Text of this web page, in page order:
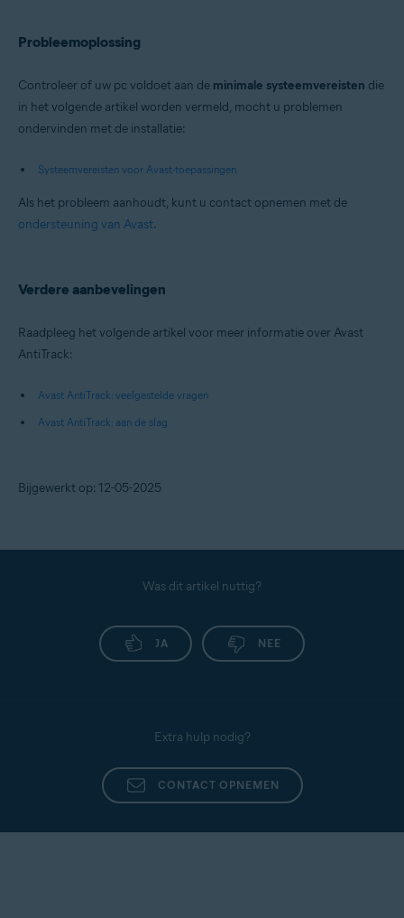
Probleemoplossing
Controleer of uw pc voldoet aan de minimale systeemvereisten die
in het volgende artikel worden vermeld, mocht u problemen
ondervinden met de installatie:
Systeemvereisten voor Avast-toepassingen
Als het probleem aanhoudt, kunt u contact opnemen met de
ondersteuning van Avast.
Verdere aanbevelingen
Raadpleeg het volgende artikel voor meer informatie over Avast
AntiTrack:
Avast AntiTrack: veelgestelde vragen
Avast AntiTrack: aan de slag
Bijgewerkt op: 12-05-2025
Was dit artikel nuttig?
JA NEE
Extra hulp nodig?
CONTACT OPNEMEN